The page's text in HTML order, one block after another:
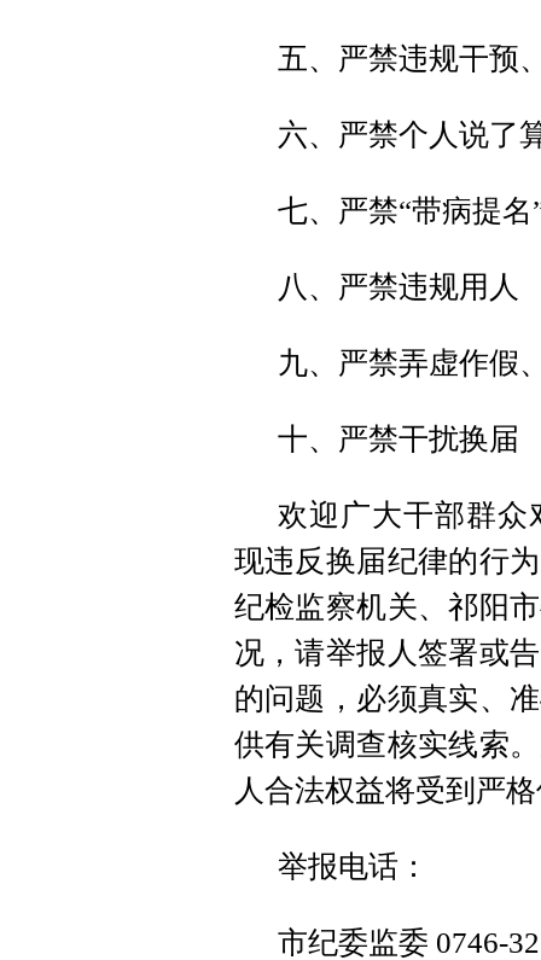
五、严禁违规干预
六、严禁个人说了
七、严禁“带病提名
八、严禁违规用人
九、 严禁弄虚作假
十、严禁干扰换届
欢迎广大干部群众
现违反换届纪律的行
纪检监察机关、祁阳
况，请举报人签署或
的问题，必须真实、
供有关调查核实线索
人合法权益将受到严
举报电话：
市纪委监委 0746-